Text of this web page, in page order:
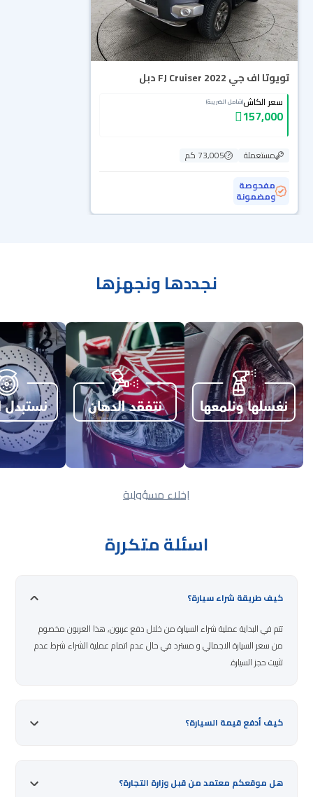
تويوتا اف جي FJ Cruiser 2022 دبل
سعر الكاش(شامل الضريبة)
157,000
مستعملة
73,005 كم
مفحوصة
ومضمونة
نجددها ونجهزها
إخلاء مسؤولية
اسئلة متكررة
كيف طريقة شراء سيارة؟
تتم في البداية عملية شراء السيارة من خلال دفع عربون, هذا العربون مخصوم
من سعر السيارة الاجمالي و مسترد في حال عدم اتمام عملية الشراء شرط عدم
تثبيت حجز السيارة.
كيف أدفع قيمة السيارة؟
هل موقعكم معتمد من قبل وزارة التجارة؟